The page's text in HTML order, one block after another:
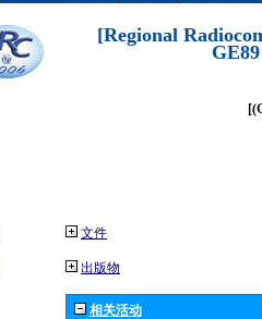
[Regional
文件
出版物
相关活动